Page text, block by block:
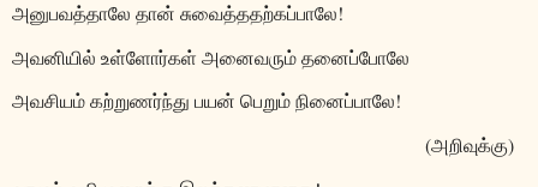
அனுபவத்தாலே தான் சுவைத்ததற்கப்பாலே!
அவனியில் உள்ளோர்கள் அனைவரும் தனைப்போலே
அவசியம் கற்றுணர்ந்து பயன் பெறும் நினைப்பாலே!
(அறிவுக்கு)